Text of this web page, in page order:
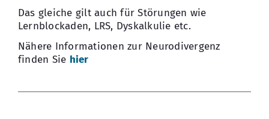
Das gleiche gilt auch für Störungen wie
Lernblockaden, LRS, Dyskalkulie etc.
Nähere Informationen zur Neurodivergenz
finden Sie hier